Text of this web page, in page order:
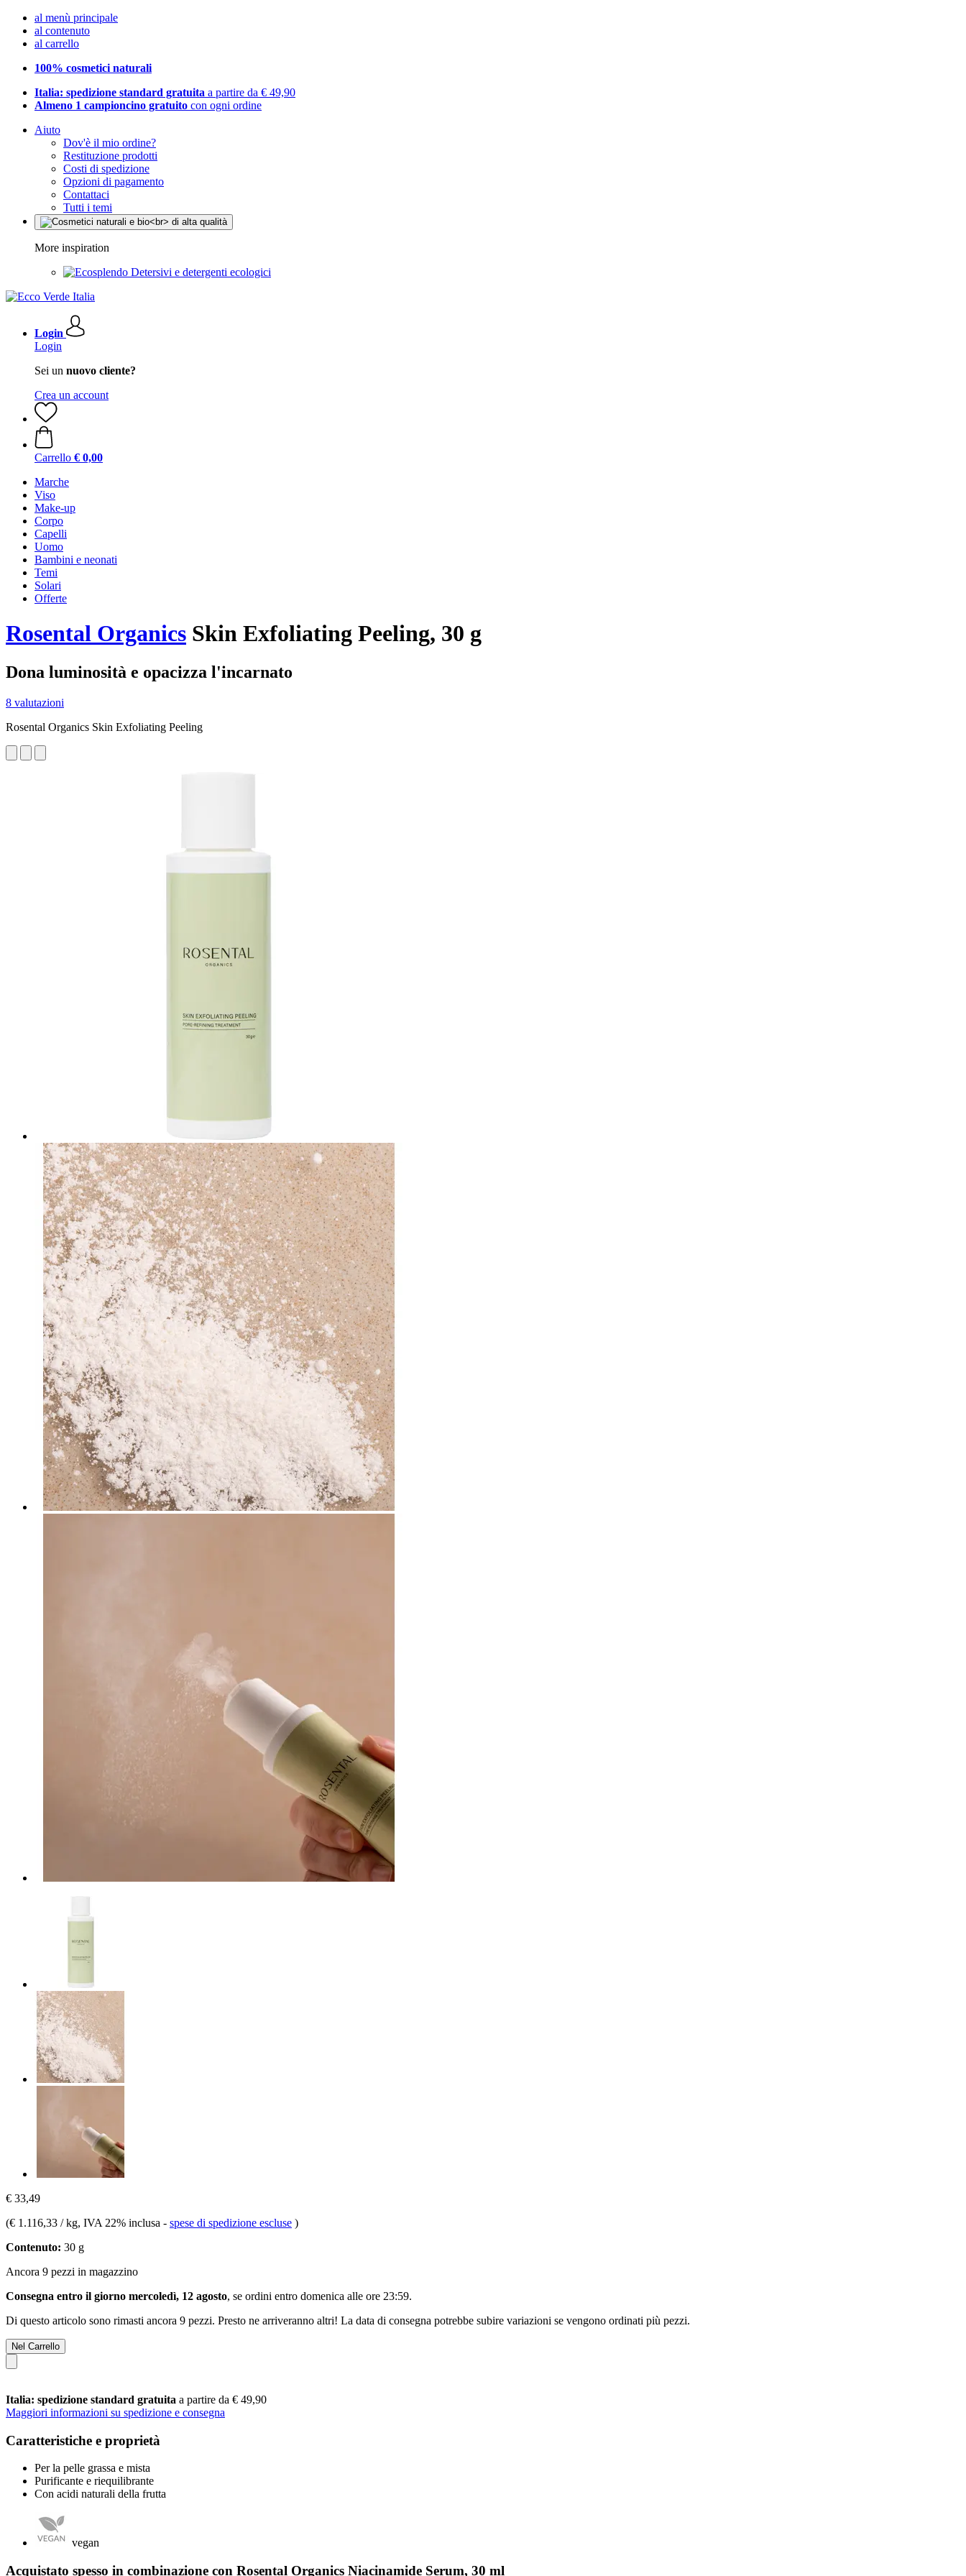
al menù principale
al contenuto
al carrello
100% cosmetici naturali
Italia: spedizione standard gratuita a partire da € 49,90
Almeno 1 campioncino gratuito con ogni ordine
Aiuto
Dov'è il mio ordine?
Restituzione prodotti
Costi di spedizione
Opzioni di pagamento
Contattaci
Tutti i temi
More inspiration
Detersivi e detergenti ecologici
Login
Login
Sei un nuovo cliente?
Crea un account
Carrello € 0,00
Marche
Viso
Make-up
Corpo
Capelli
Uomo
Bambini e neonati
Temi
Solari
Offerte
Rosental Organics Skin Exfoliating Peeling, 30 g
Dona luminosità e opacizza l'incarnato
8 valutazioni
Rosental Organics Skin Exfoliating Peeling
€ 33,49
(€ 1.116,33 / kg, IVA 22% inclusa - spese di spedizione escluse )
Contenuto: 30 g
Ancora 9 pezzi in magazzino
Consegna entro il giorno mercoledì, 12 agosto, se ordini entro domenica alle ore 23:59.
Di questo articolo sono rimasti ancora 9 pezzi. Presto ne arriveranno altri! La data di consegna potrebbe subire variazioni se vengono ordinati più pezzi.
Nel Carrello
Italia: spedizione standard gratuita a partire da € 49,90
Maggiori informazioni su spedizione e consegna
Caratteristiche e proprietà
Per la pelle grassa e mista
Purificante e riequilibrante
Con acidi naturali della frutta
vegan
Acquistato spesso in combinazione con Rosental Organics Niacinamide Serum, 30 ml